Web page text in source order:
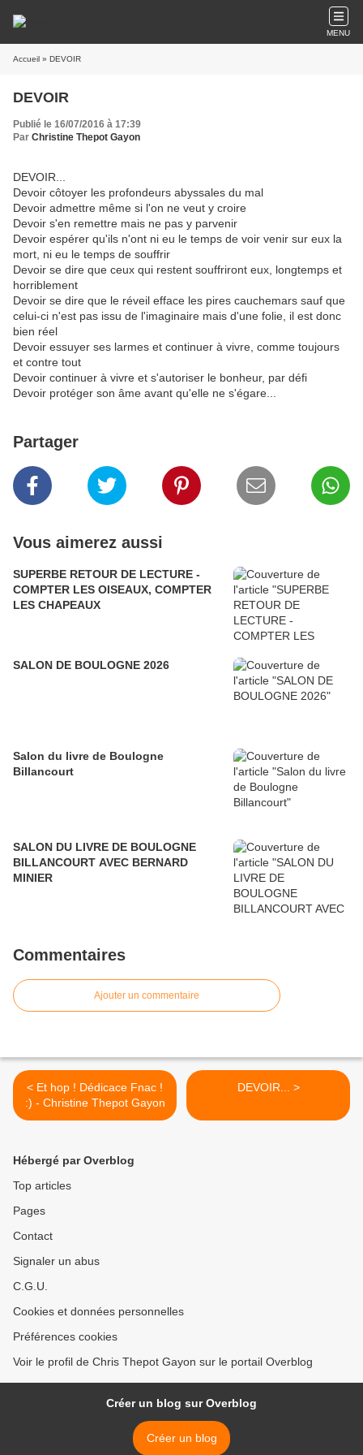
MENU
Accueil » DEVOIR
DEVOIR
Publié le 16/07/2016 à 17:39
Par Christine Thepot Gayon
DEVOIR...
Devoir côtoyer les profondeurs abyssales du mal
Devoir admettre même si l'on ne veut y croire
Devoir s'en remettre mais ne pas y parvenir
Devoir espérer qu'ils n'ont ni eu le temps de voir venir sur eux la
mort, ni eu le temps de souffrir
Devoir se dire que ceux qui restent souffriront eux, longtemps et
horriblement
Devoir se dire que le réveil efface les pires cauchemars sauf que
celui-ci n'est pas issu de l'imaginaire mais d'une folie, il est donc
bien réel
Devoir essuyer ses larmes et continuer à vivre, comme toujours
et contre tout
Devoir continuer à vivre et s'autoriser le bonheur, par défi
Devoir protéger son âme avant qu'elle ne s'égare...
Partager
Vous aimerez aussi
SUPERBE RETOUR DE LECTURE -
COMPTER LES OISEAUX, COMPTER
LES CHAPEAUX
SALON DE BOULOGNE 2026
Salon du livre de Boulogne
Billancourt
SALON DU LIVRE DE BOULOGNE
BILLANCOURT AVEC BERNARD
MINIER
Commentaires
Ajouter un commentaire
< Et hop ! Dédicace Fnac !
:) - Christine Thepot Gayon
DEVOIR... >
Hébergé par Overblog
Top articles
Pages
Contact
Signaler un abus
C.G.U.
Cookies et données personnelles
Préférences cookies
Voir le profil de Chris Thepot Gayon sur le portail Overblog
Créer un blog sur Overblog
Créer un blog